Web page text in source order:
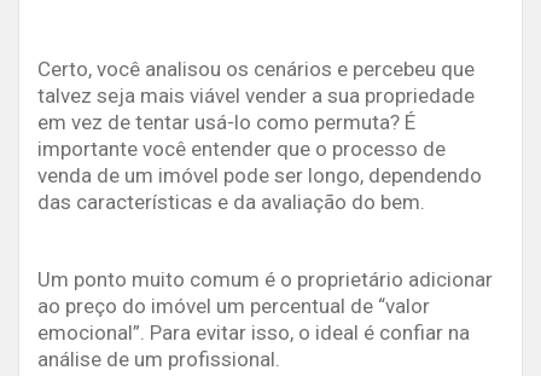
Certo, você analisou os cenários e percebeu que
talvez seja mais viável vender a sua propriedade
em vez de tentar usá-lo como permuta? É
importante você entender que o processo de
venda de um imóvel pode ser longo, dependendo
das características e da avaliação do bem.
Um ponto muito comum é o proprietário adicionar
ao preço do imóvel um percentual de “valor
emocional”. Para evitar isso, o ideal é confiar na
análise de um profissional.